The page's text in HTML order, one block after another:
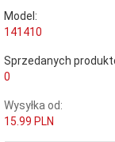
Model:
141410
Sprzedanych
0
Wysyłka od:
15.99 PLN